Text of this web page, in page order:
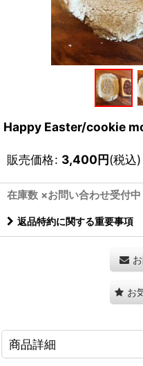
Happy Easter/cookie
販売価格: 3,400円(税込)
在庫数 ×お問い合わせ受付中
返品特約に関する重要事項
お
商品詳細